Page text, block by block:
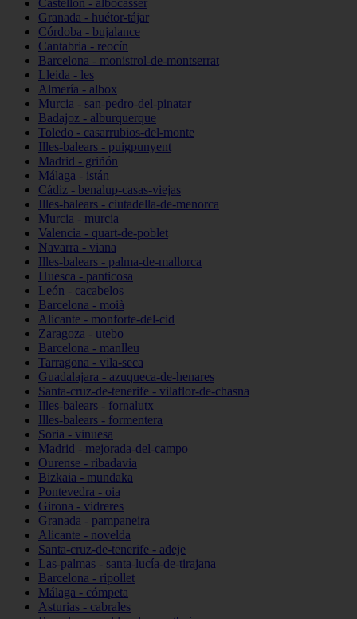
Castellón - albocàsser
Granada - huétor-tájar
Córdoba - bujalance
Cantabria - reocín
Barcelona - monistrol-de-montserrat
Lleida - les
Almería - albox
Murcia - san-pedro-del-pinatar
Badajoz - alburquerque
Toledo - casarrubios-del-monte
Illes-balears - puigpunyent
Madrid - griñón
Málaga - istán
Cádiz - benalup-casas-viejas
Illes-balears - ciutadella-de-menorca
Murcia - murcia
Valencia - quart-de-poblet
Navarra - viana
Illes-balears - palma-de-mallorca
Huesca - panticosa
León - cacabelos
Barcelona - moià
Alicante - monforte-del-cid
Zaragoza - utebo
Barcelona - manlleu
Tarragona - vila-seca
Guadalajara - azuqueca-de-henares
Santa-cruz-de-tenerife - vilaflor-de-chasna
Illes-balears - fornalutx
Illes-balears - formentera
Soria - vinuesa
Madrid - mejorada-del-campo
Ourense - ribadavia
Bizkaia - mundaka
Pontevedra - oia
Girona - vidreres
Granada - pampaneira
Alicante - novelda
Santa-cruz-de-tenerife - adeje
Las-palmas - santa-lucía-de-tirajana
Barcelona - ripollet
Málaga - cómpeta
Asturias - cabrales